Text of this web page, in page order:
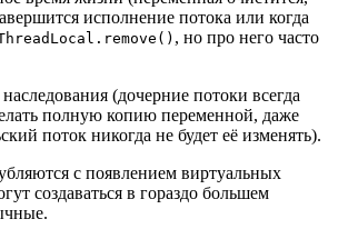
исполнение потока или когда
, но про него часто
(дочерние потоки всегда
полную копию переменной, даже
поток никогда не будет её изменять).
с появлением виртуальных
создаваться в гораздо большем